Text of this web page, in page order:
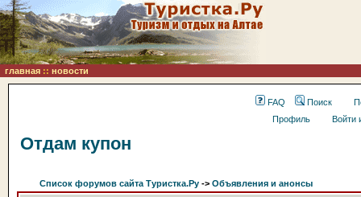
главная :: новости
FAQ Поиск
Профиль
Войти
Отдам купон
Список форумов сайта Туристка.Ру -> Объявления и анонсы